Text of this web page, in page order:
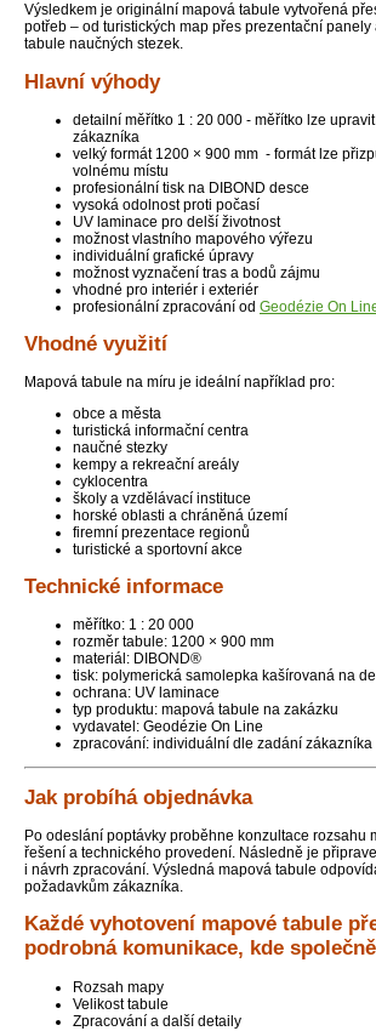
Výsledkem je originální mapová tabule vytvořená
potřeb – od turistických map přes prezentační
tabule naučných stezek.
Hlavní výhody
detailní měřítko 1 : 20 000 - měřítko lze
zákazníka
velký formát 1200 × 900 mm - formát lze
volnému místu
profesionální tisk na DIBOND desce
vysoká odolnost proti počasí
UV laminace pro delší životnost
možnost vlastního mapového výřezu
individuální grafické úpravy
možnost vyznačení tras a bodů zájmu
vhodné pro interiér i exteriér
profesionální zpracování od Geodézie On
Vhodné využití
Mapová tabule na míru je ideální například pro:
obce a města
turistická informační centra
naučné stezky
kempy a rekreační areály
cyklocentra
školy a vzdělávací instituce
horské oblasti a chráněná území
firemní prezentace regionů
turistické a sportovní akce
Technické informace
měřítko: 1 : 20 000
rozměr tabule: 1200 × 900 mm
materiál: DIBOND®
tisk: polymerická samolepka kašírovaná na
ochrana: UV laminace
typ produktu: mapová tabule na zakázku
vydavatel: Geodézie On Line
zpracování: individuální dle zadání zákazníka
Jak probíhá objednávka
Po odeslání poptávky proběhne konzultace rozsahu
řešení a technického provedení. Následně je
i návrh zpracování. Výsledná mapová tabule
požadavkům zákazníka.
Každé vyhotovení mapové tabule
podrobná komunikace, kde
Rozsah mapy
Velikost tabule
Zpracování a další detaily